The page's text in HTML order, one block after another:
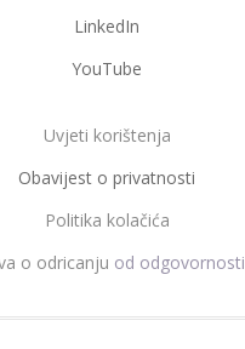
LinkedIn
YouTube
Uvjeti korištenja
Obavijest o privatnosti
Politika kolačića
o odricanju od odgovornosti